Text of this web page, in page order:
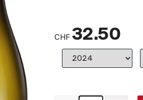
CHF 32.50